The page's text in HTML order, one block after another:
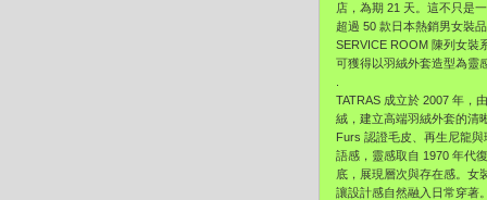
店，為期 21 天。這不只是
超過 50 款日本熱銷男女裝
SERVICE ROOM 陳列女裝
可獲得以羽絨外套造型為靈
TATRAS 成立於 2007 年，
絨，建立高端羽絨外套的清
Furs 認證毛皮、再生尼龍
語感，靈感取自 1970 年代
底，展現層次與存在感。女
讓設計感自然融入日常穿著